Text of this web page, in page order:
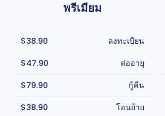
พรีเมียม
$38.90
ลงทะเบียน
$47.90
ต่ออายุ
$79.90
กู้คืน
$38.90
โอนย้าย